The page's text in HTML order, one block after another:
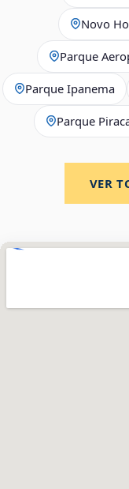
Novo
Parque
Parque Ipanema
Parque
VER